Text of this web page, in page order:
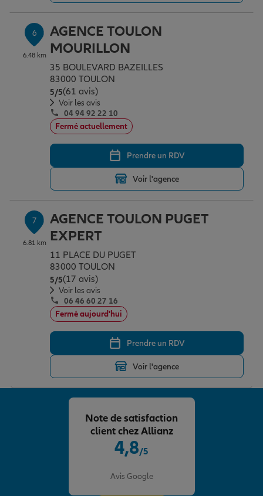
6
6.48 km
AGENCE TOULON
MOURILLON
35 BOULEVARD BAZEILLES
83000 TOULON
5/5Note de 5 sur 5
(61 avis)
Voir les avis
04 94 92 22 10
Fermé actuellement
Prendre un RDV
Voir l'agence
7
6.81 km
AGENCE TOULON PUGET
EXPERT
11 PLACE DU PUGET
83000 TOULON
5/5Note de 5 sur 5
(17 avis)
Voir les avis
06 46 60 27 16
Fermé aujourd'hui
Prendre un RDV
Voir l'agence
4,8/5
Avis Google
Note de satisfaction
client chez Allianz